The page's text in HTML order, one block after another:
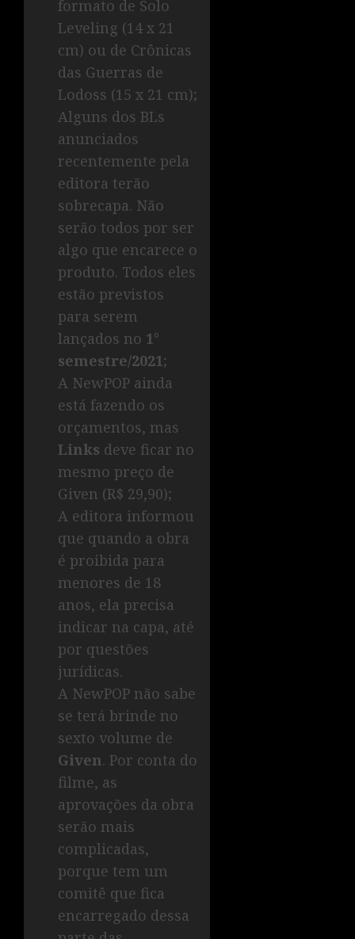
formato de Solo
Leveling (14 x 21
cm) ou de Crônicas
das Guerras de
Lodoss (15 x 21 cm);
Alguns dos BLs
anunciados
recentemente pela
editora terão
sobrecapa. Não
serão todos por ser
algo que encarece o
produto. Todos eles
estão previstos
para serem
lançados no 1°
semestre/2021;
A NewPOP ainda
está fazendo os
orçamentos, mas
Links deve ficar no
mesmo preço de
Given (R$ 29,90);
A editora informou
que quando a obra
é proibida para
menores de 18
anos, ela precisa
indicar na capa, até
por questões
jurídicas.
A NewPOP não sabe
se terá brinde no
sexto volume de
Given. Por conta do
filme, as
aprovações da obra
serão mais
complicadas,
porque tem um
comitê que fica
encarregado dessa